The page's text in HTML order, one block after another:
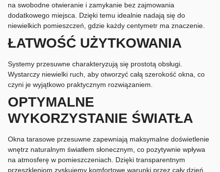
na swobodne otwieranie i zamykanie bez zajmowania
dodatkowego miejsca. Dzięki temu idealnie nadają się do
niewielkich pomieszczeń, gdzie każdy centymetr ma znaczenie.
ŁATWOŚĆ UŻYTKOWANIA
Systemy przesuwne charakteryzują się prostotą obsługi.
Wystarczy niewielki ruch, aby otworzyć całą szerokość okna, co
czyni je wyjątkowo praktycznym rozwiązaniem.
OPTYMALNE
WYKORZYSTANIE ŚWIATŁA
Okna tarasowe przesuwne zapewniają maksymalne doświetlenie
wnętrz naturalnym światłem słonecznym, co pozytywnie wpływa
na atmosferę w pomieszczeniach. Dzięki transparentnym
przeszkleniom zyskujemy komfortowe warunki przez cały dzień,